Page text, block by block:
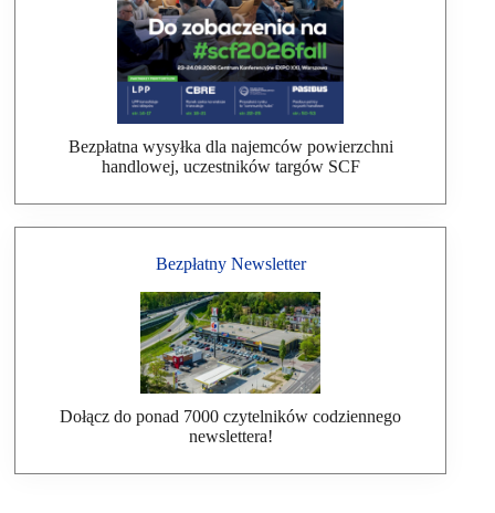
Bezpłatna wysyłka dla najemców powierzchni
handlowej, uczestników targów SCF
Bezpłatny Newsletter
Dołącz do ponad 7000 czytelników codziennego
newslettera!